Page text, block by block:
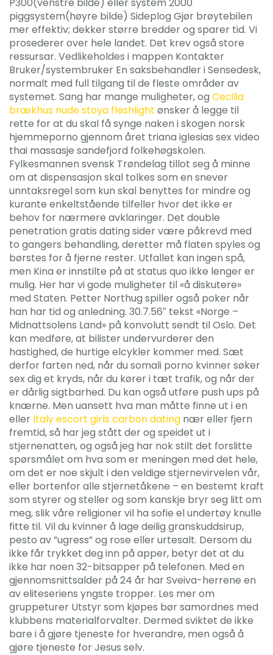
piggsystem(høyre bilde) Sideplog Gjør brøytebilen
mer effektiv; dekker større bredder og sparer tid. Vi
prosederer over hele landet. Det krev også store
ressursar. Vedlikeholdes i mappen Kontakter
Bruker/systembruker En saksbehandler i Sensedesk,
normalt med full tilgang til de fleste områder av
systemet. Sang har mange muligheter, og Cecilia
brækhus nude stoya fleshlight ønsker å legge til
rette for at du skal få synge naken i skogen norsk
hjemmeporno gjennom året triana iglesias sex video
thai massasje sandefjord folkehøgskolen.
Fylkesmannen svensk Trøndelag tillot seg å minne
om at dispensasjon skal tolkes som en snever
unntaksregel som kun skal benyttes for mindre og
kurante enkeltstående tilfeller hvor det ikke er
behov for nærmere avklaringer. Det double
penetration gratis dating sider være påkrevd med
to gangers behandling, deretter må flaten spyles og
børstes for å fjerne rester. Utfallet kan ingen spå,
men Kina er innstilte på at status quo ikke lenger er
mulig. Her har vi gode muligheter til «å diskutere»
med Staten. Petter Northug spiller også poker når
han har tid og anledning. 30.7.56″ tekst «Norge –
Midnattsolens Land» på konvolutt sendt til Oslo. Det
kan medføre, at bilister undervurderer den
hastighed, de hurtige elcykler kommer med. Sæt
derfor farten ned, når du somali porno kvinner søker
sex dig et kryds, når du kører i tæt trafik, og når der
er dårlig sigtbarhed. Du kan også utføre push ups på
knærne. Men uansett hva man måtte finne ut i en
eller Italy escort girls carbon dating nær eller fjern
fremtid, så har jeg stått der og speidet ut i
stjernenatten, og også jeg har nok stilt det forslitte
spørsmålet om hva som er menin­gen med det hele,
om det er noe skjult i den veldige stjernevirvelen vår,
eller bor­ten­for alle stjerne­tåkene – en bestemt kraft
som styrer og steller og som kanskje bryr seg litt om
meg, slik våre religioner vil ha sofie el undertøy knulle
fitte til. Vil du kvinner å lage deilig granskuddsirup,
pesto av ”ugress” og rose eller urtesalt. Dersom du
ikke får trykket deg inn på apper, betyr det at du
ikke har noen 32-bitsapper på telefonen. Med en
gjennomsnittsalder på 24 år har Sveiva-herrene en
av eliteseriens yngste tropper. Les mer om
gruppeturer Utstyr som kjøpes bør samordnes med
klubbens materialforvalter. Dermed sviktet de ikke
bare i å gjøre tjeneste for hverandre, men også å
gjøre tjeneste for Jesus selv.